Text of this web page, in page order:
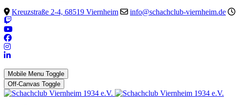
Kreuzstraße 2-4, 68519 Viernheim
info@schachclub-viernheim.de
Mobile Menu Toggle
Off-Canvas Toggle